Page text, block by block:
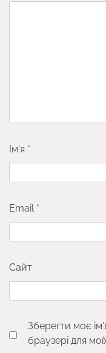
Ім'я *
Email *
Сайт
Зберегти моє
браузері для